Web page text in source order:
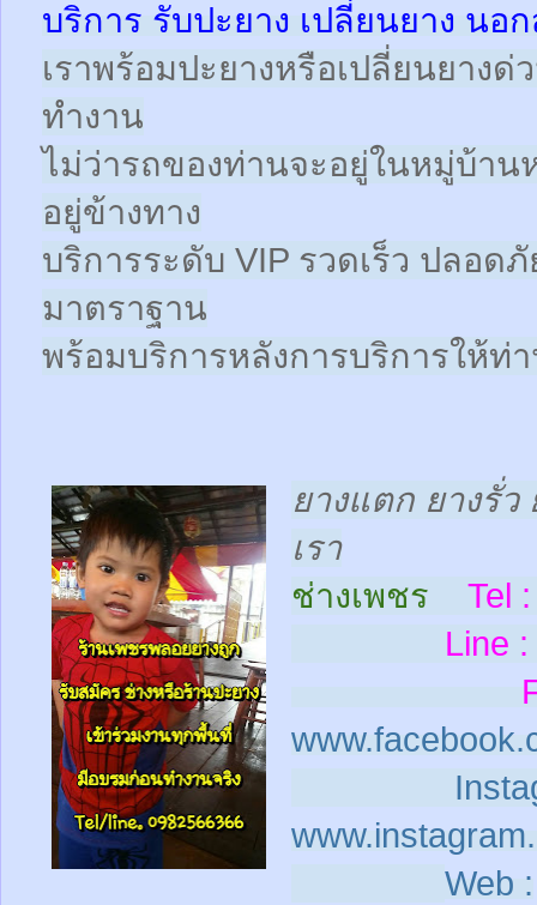
บริการ รับปะยาง เปลี่ยนยาง น
เราพร้อมปะยางหรือเปลี่ยนยาง
ทำงาน
ไม่ว่ารถของท่านจะอยู่ในหมู่บ้า
อยู่ข้างทาง
บริการระดับ VIP รวดเร็ว ปลอด
มาตราฐาน
พร้อมบริการหลังการบริการให้ท่
ยางแตก ยางรั่ว
เรา
ช่างเพชร
Tel :
Line :
Web :